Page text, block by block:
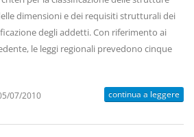
dimensioni e dei requisiti strutturali dei
degli addetti. Con riferimento ai
le leggi regionali prevedono cinque
07/2010 continua a leggere